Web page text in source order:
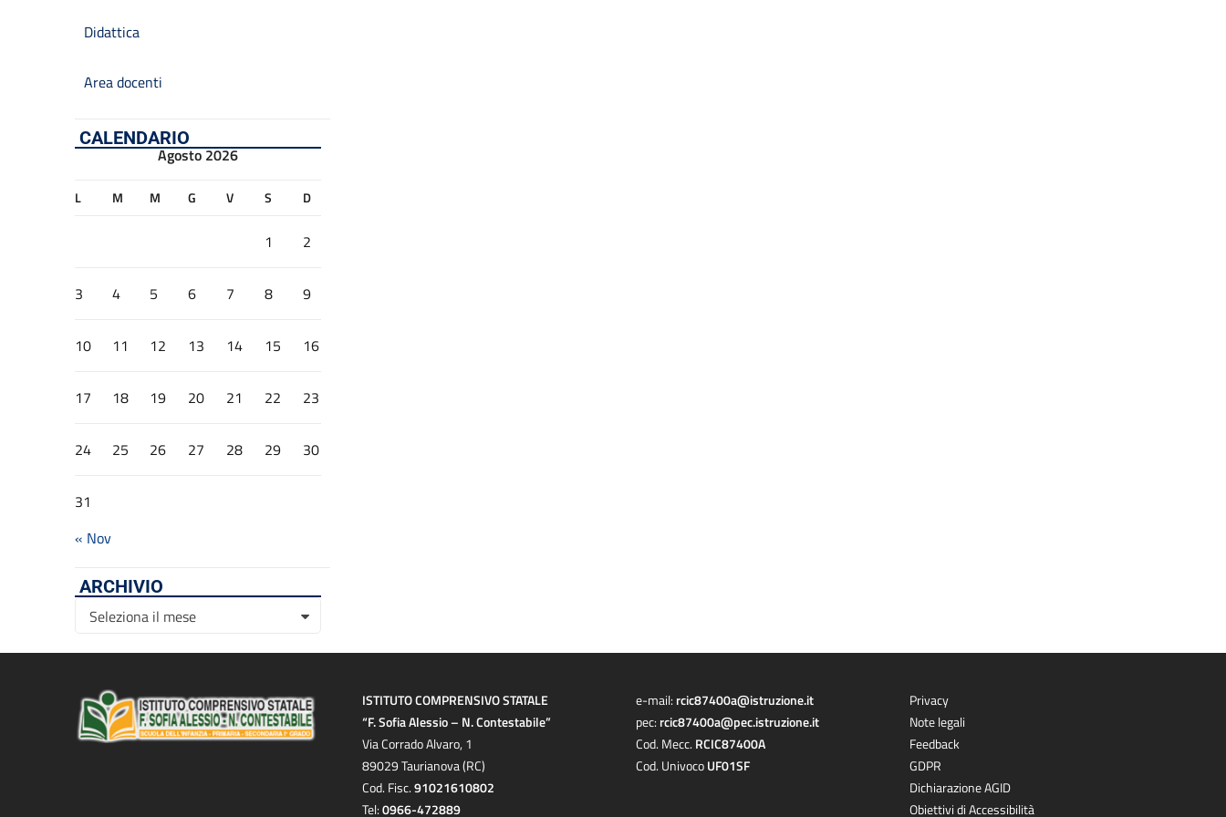
Didattica
Area docenti
CALENDARIO
Agosto 2026
L M M G V S D
1 2
3 4 5 6 7 8 9
10 11 12 13 14 15 16
17 18 19 20 21 22 23
24 25 26 27 28 29 30
31
« Nov
ARCHIVIO
Archivio
Seleziona il mese
ISTITUTO COMPRENSIVO STATALE
“F. Sofia Alessio – N. Contestabile”
Via Corrado Alvaro, 1
89029 Taurianova (RC)
Cod. Fisc.91021610802
Tel:0966-472889
e-mail: rcic87400a@istruzione.it
pec: rcic87400a@pec.istruzione.it
Cod. Mecc. RCIC87400A
Cod. UnivocoUF01SF
Privacy
Note legali
Feedback
GDPR
Dichiarazione AGID
Obiettivi di Accessibilità